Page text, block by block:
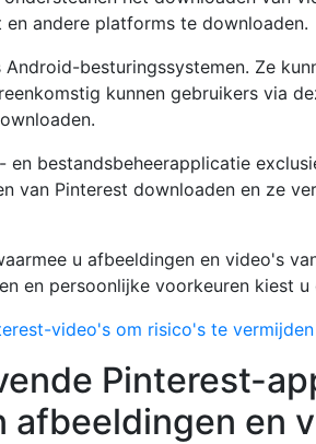
andere platforms te downloaden.
besturingssystemen. Ze
kunnen gebruikers via
en bestandsbeheerapplicatie
van Pinterest downloaden en ze
u afbeeldingen en video's
en persoonlijke voorkeuren kiest
video's om risico's te vermijden
Pinterest-
afbeeldingen en